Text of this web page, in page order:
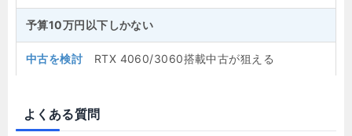
予算10万円以下しかない
中古を検討 RTX 4060/3060搭載中古が狙える
よくある質問